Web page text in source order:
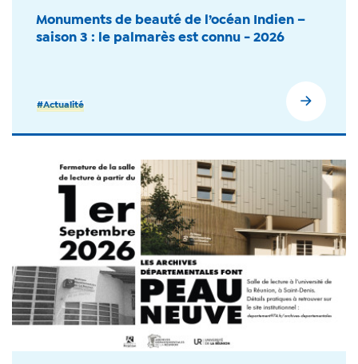
Monuments de beauté de l’océan Indien –
saison 3 : le palmarès est connu - 2026
#Actualité